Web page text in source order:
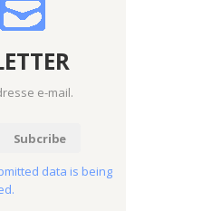
e-mail.
data is being